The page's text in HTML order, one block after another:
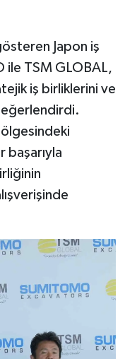
Japon iş
ile TSM GLOBAL,
iş birliklerini ve
başarıyla